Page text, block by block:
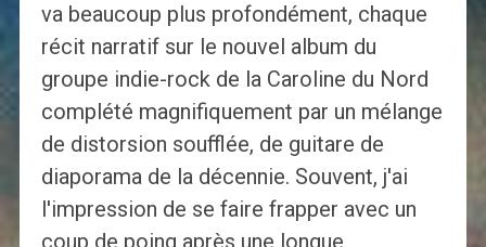
va beaucoup plus profondément, chaque
récit narratif sur le nouvel album du
groupe indie-rock de la Caroline du Nord
complété magnifiquement par un mélange
de distorsion soufflée, de guitare de
diaporama de la décennie. Souvent, j'ai
l'impression de se faire frapper avec un
coup de poing après une longue